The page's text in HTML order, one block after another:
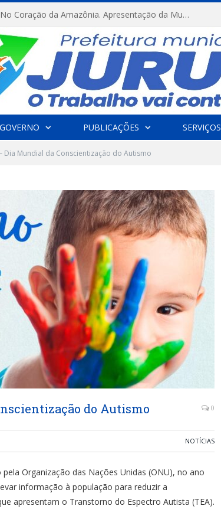
FESTRIBAL 2026 – No Coração da Amazônia. Apresentação da Munduruku.
PUBLICAÇÕES SERVIÇOS
– Dia Mundial da Conscientização do Autismo
do Autismo 0
NOTÍCIAS
Organização das Nações Unidas (ONU), no ano
informação à população para reduzir a
apresentam o Transtorno do Espectro Autista (TEA).